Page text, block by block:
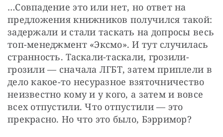
…Совпадение это или нет, но ответ на
предложения книжников получился такой:
задержали и стали таскать на допросы весь
топ-менеджмент «Эксмо». И тут случилась
странность. Таскали-таскали, грозили-
грозили — сначала ЛГБТ, затем приплели в
дело какое-то несуразное взяточничество
неизвестно кому и у кого, а затем и вовсе
всех отпустили. Что отпустили — это
прекрасно. Но что это было, Бэрримор?